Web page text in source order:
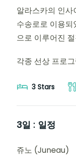
알라스카의 인
수송로로 이용
으로 이루어진
각종 선상 프로
3 Stars
3일 : 일정
쥬노 (Juneau)